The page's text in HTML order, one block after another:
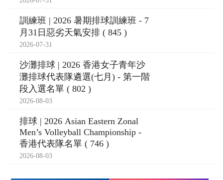
訓練班 | 2026 暑期排球訓練班 - 7
月31日惡劣天氣安排 ( 845 )
2026-07-31
沙灘排球 | 2026 香港女子青年沙
灘排球代表隊遴選(七月) - 第一階
段入選名單 ( 802 )
2026-08-03
排球 | 2026 Asian Eastern Zonal
Men’s Volleyball Championship -
香港代表隊名單 ( 746 )
2026-08-03